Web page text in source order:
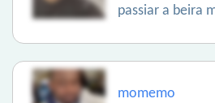
passiar a beira
momemo